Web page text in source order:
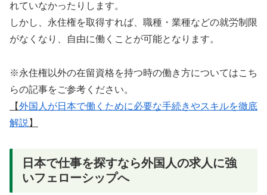
れていなかったりします。
しかし、永住権を取得すれば、職種・業種などの就労制限
がなくなり、自由に働くことが可能となります。
※永住権以外の在留資格を持つ時の働き方についてはこち
らの記事をご参考ください。
【外国人が日本で働くために必要な手続きやスキルを徹底
解説 】
日本で仕事を探すなら外国人の求人に強
いフェローシップへ